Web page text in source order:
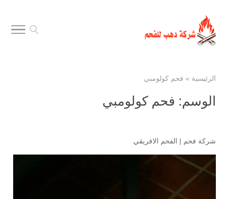
الرئيسية » فحم كولومبي
الوسم: فحم كولومبي
شركة فحم | الفحم الافريقي